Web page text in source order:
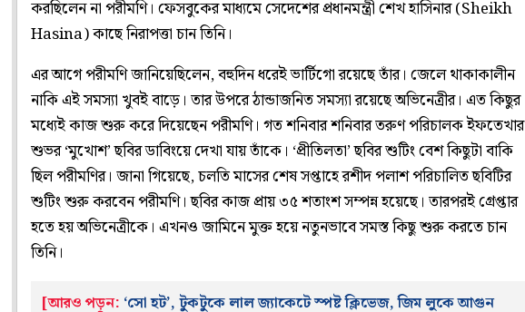
করছিলেন না পরীমণি। ফেসবুকের মাধ্যমে সেদেশের প্রধানমন্ত্রী শেখ হাসিনার (Sheikh
Hasina) কাছে নিরাপত্তা চান তিনি।
এর আগে পরীমণি জানিয়েছিলেন, বহুদিন ধরেই ভার্টিগো রয়েছে তাঁর। জেলে থাকাকালীন
নাকি এই সমস্যা খুবই বাড়ে। তার উপরে ঠান্ডাজনিত সমস্যা রয়েছে অভিনেত্রীর। এত কিছুর
মধ্যেই কাজ শুরু করে দিয়েছেন পরীমণি। গত শনিবার শনিবার তরুণ পরিচালক ইফতেখার
শুভর ‘মুখোশ’ ছবির ডাবিংয়ে দেখা যায় তাঁকে। ‘প্রীতিলতা’ ছবির শুটিং বেশ কিছুটা বাকি
ছিল পরীমণির। জানা গিয়েছে, চলতি মাসের শেষ সপ্তাহে রশীদ পলাশ পরিচালিত ছবিটির
শুটিং শুরু করবেন পরীমণি। ছবির কাজ প্রায় ৩৫ শতাংশ সম্পন্ন হয়েছে। তারপরই গ্রেপ্তার
হতে হয় অভিনেত্রীকে। এখনও জামিনে মুক্ত হয়ে নতুনভাবে সমস্ত কিছু শুরু করতে চান
তিনি।
[আরও পড়ুন: ‘সো হট’, টুকটুকে লাল জ্যাকেটে স্পষ্ট ক্লিভেজ, জিম লুকে আগুন